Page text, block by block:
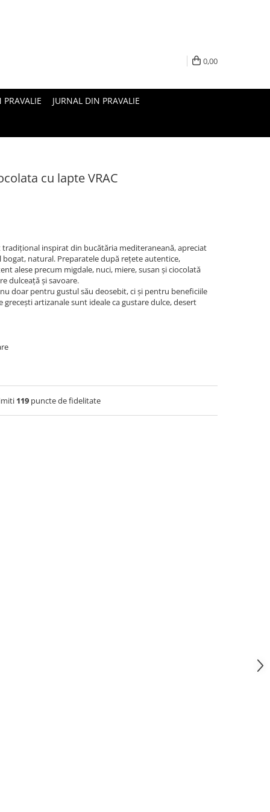
0,00
PRAVALIE JURNAL DIN PRAVALIE
cu lapte VRAC
inspirat din bucătăria mediteraneană, apreciat
natural. Preparatele după rețete autentice,
alese precum migdale, nuci, miere, susan și ciocolată
dulceață și savoare.
doar pentru gustul său deosebit, ci și pentru beneficiile
artizanale sunt ideale ca gustare dulce, desert
119 puncte de fidelitate